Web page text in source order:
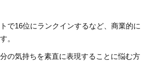
で16位にランクインするなど、商業的に
。
の気持ちを素直に表現することに悩む方